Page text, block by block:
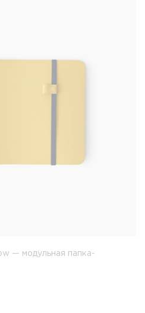
— модульная папка-